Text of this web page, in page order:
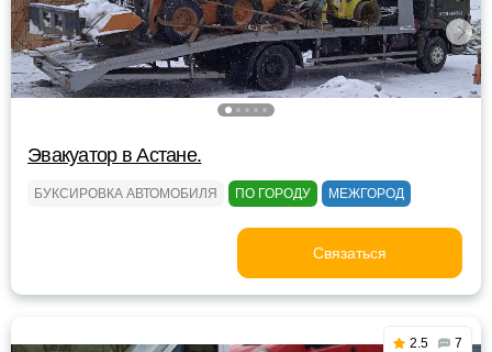
Эвакуатор в Астане.
БУКСИРОВКА АВТОМОБИЛЯ ПО ГОРОДУ МЕЖГОРОД
Связаться
2.5 7